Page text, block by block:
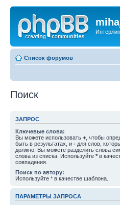
Список форумов
Поиск
ЗАПРОС
Ключевые слова:
Вы можете использовать + , чтобы
быть в результатах, и - для слов,
должно. Вы можете разделить слова
слова из списка. Используйте * в
совпадения.
Поиск по автору:
Используйте * в качестве шаблона.
ПАРАМЕТРЫ ЗАПРОСА